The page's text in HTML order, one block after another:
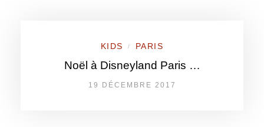
KIDS / PARIS
Noël à Disneyland Paris …
19 DÉCEMBRE 2017